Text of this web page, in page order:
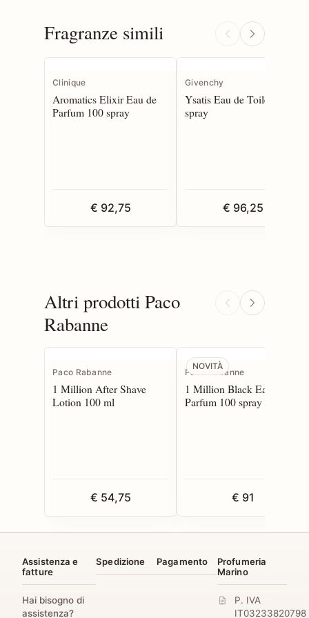
Fragranze simili
Clinique
Aromatics Elixir Eau de
Parfum 100 spray
€ 92,75
Givenchy
Ysatis Eau de Toilette 100
spray
€ 96,25
Altri prodotti Paco
Rabanne
Paco Rabanne
1 Million After Shave
Lotion 100 ml
€ 54,75
NOVITÀ
Paco Rabanne
1 Million Black Eau de
Parfum 100 spray
€ 91
Assistenza e
fatture
Hai bisogno di
assistenza?
Spedizione Pagamento
Profumeria
Marino
P. IVA
IT03233820798